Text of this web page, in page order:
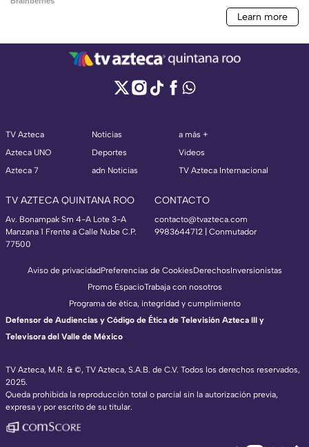
TV Azteca
Azteca UNO
Azteca 7
Noticias
Deportes
adn Noticias
a más +
Videos
TV Azteca Internacional
TV AZTECA QUINTANA ROO
Av. Bonampak Sm 4-A Lote 3-A
Manzana 1 Frente a Calle Nube C.P.
77500
CONTACTO
contacto@tvazteca.com
9983644712 | Conmutador
TV Azteca, M.R. & ©, TV Azteca, S.A.B. de C.V. Todos los derechos reservados,
2025.
Queda prohibida la reproducción total o parcial sin la autorización previa,
expresa y por escrito de su titular.
Aviso de privacidadPreferencias de CookiesDerechosInversionistas
Promo EspacioTrabaja con nosotros
Programa de ética, integridad y cumplimiento
Defensor de Audiencias y Código de Ética de Televisión Azteca III y
Televisora del Valle de México